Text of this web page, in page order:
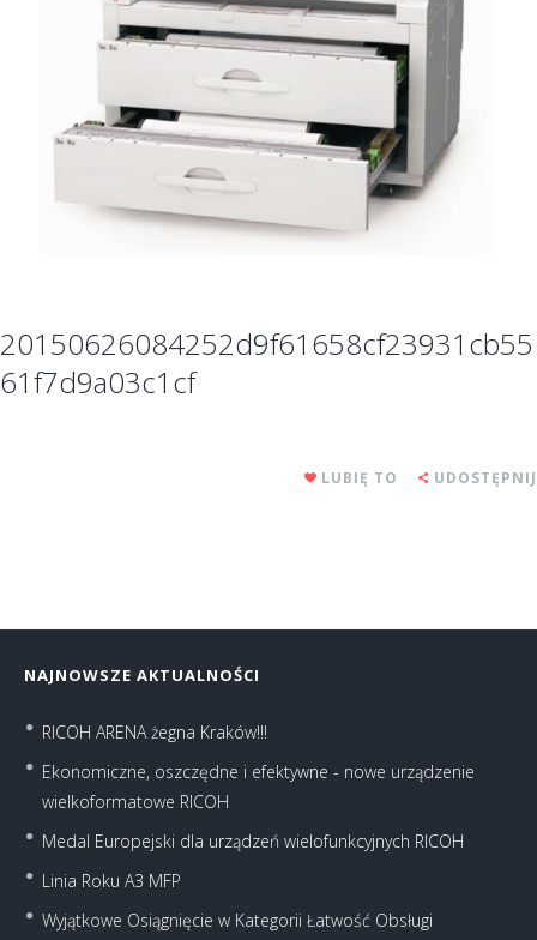
20150626084252d9f61658cf23931cb55
61f7d9a03c1cf
LUBIĘ TO UDOSTĘPNIJ
NAJNOWSZE AKTUALNOŚCI
RICOH ARENA żegna Kraków!!!
Ekonomiczne, oszczędne i efektywne - nowe urządzenie
wielkoformatowe RICOH
Medal Europejski dla urządzeń wielofunkcyjnych RICOH
Linia Roku A3 MFP
Wyjątkowe Osiągnięcie w Kategorii Łatwość Obsługi